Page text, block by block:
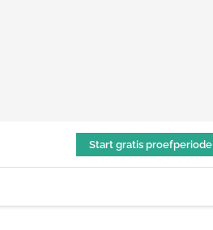
Start gratis proefperiode